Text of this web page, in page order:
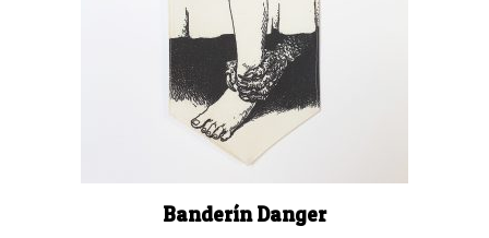
Banderín Danger